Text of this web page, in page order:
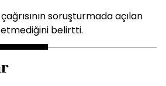
soruşturmada açılan
belirtti.